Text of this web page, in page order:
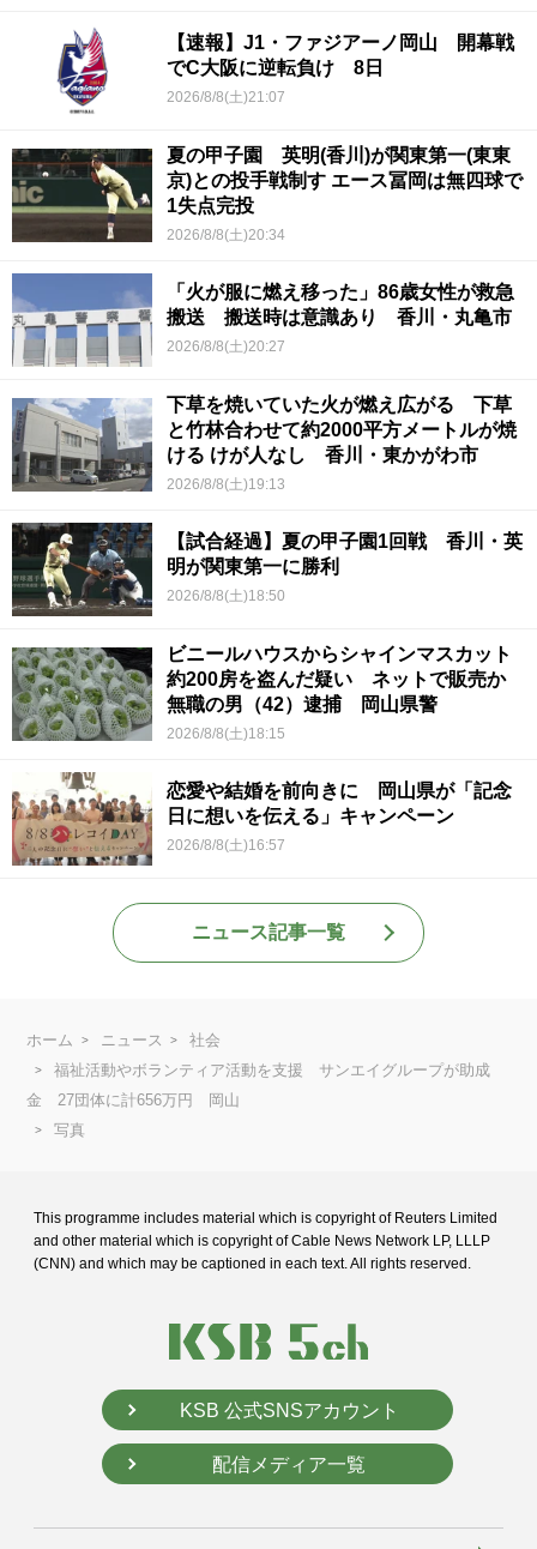
【速報】J1・ファジアーノ岡山 開幕戦
でC大阪に逆転負け 8日
2026/8/8(土)21:07
夏の甲子園 英明(香川)が関東第一(東東
京)との投手戦制す エース冨岡は無四球で
1失点完投
2026/8/8(土)20:34
「火が服に燃え移った」86歳女性が救急
搬送 搬送時は意識あり 香川・丸亀市
2026/8/8(土)20:27
下草を焼いていた火が燃え広がる 下草
と竹林合わせて約2000平方メートルが焼
ける けが人なし 香川・東かがわ市
2026/8/8(土)19:13
【試合経過】夏の甲子園1回戦 香川・英
明が関東第一に勝利
2026/8/8(土)18:50
ビニールハウスからシャインマスカット
約200房を盗んだ疑い ネットで販売か
無職の男（42）逮捕 岡山県警
2026/8/8(土)18:15
恋愛や結婚を前向きに 岡山県が「記念
日に想いを伝える」キャンペーン
2026/8/8(土)16:57
ニュース記事一覧
ホーム ニュース
社会
福祉活動やボランティア活動を支援 サンエイグループが助成
金 27団体に計656万円 岡山
写真
This programme includes material which is copyright of Reuters Limited
and other material which is copyright of Cable News Network LP, LLLP
(CNN) and which may be captioned in each text. All rights reserved.
KSB 公式SNSアカウント
配信メディア一覧